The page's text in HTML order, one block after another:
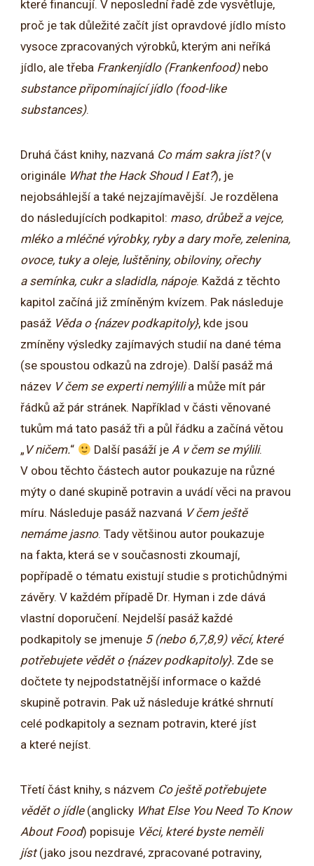
které financují. V neposlední řadě zde vysvětluje,
proč je tak důležité začít jíst opravdové jídlo místo
vysoce zpracovaných výrobků, kterým ani neříká
jídlo, ale třeba Frankenjídlo (Frankenfood)nebo
substance připomínající jídlo (food-like
substances).
Druhá část knihy, nazvaná Co mám sakra jíst?(v
originále What the Hack Shoud I Eat?), je
nejobsáhlejší a také nejzajímavější. Je rozdělena
do následujících podkapitol: maso, drůbež a vejce,
mléko a mléčné výrobky, ryby a dary moře, zelenina,
ovoce, tuky a oleje, luštěniny, obiloviny, ořechy
a semínka, cukr a sladidla, nápoje. Každá z těchto
kapitol začíná již zmíněným kvízem. Pak následuje
pasáž Věda o {název podkapitoly}, kde jsou
zmíněny výsledky zajímavých studií na dané téma
(se spoustou odkazů na zdroje). Další pasáž má
název V čem se experti nemýlilia může mít pár
řádků až pár stránek. Například v části věnované
tukům má tato pasáž tři a půl řádku a začíná větou
„ V ničem.“ Další pasáží je A v čem se mýlili.
V obou těchto částech autor poukazuje na různé
mýty o dané skupině potravin a uvádí věci na pravou
míru. Následuje pasáž nazvaná V čem ještě
nemáme jasno. Tady většinou autor poukazuje
na fakta, která se v současnosti zkoumají,
popřípadě o tématu existují studie s protichůdnými
závěry. V každém případě Dr. Hyman i zde dává
vlastní doporučení. Nejdelší pasáž každé
podkapitoly se jmenuje 5 (nebo 6,7,8,9) věcí, které
potřebujete vědět o {název podkapitoly}. Zde se
dočtete ty nejpodstatnější informace o každé
skupině potravin. Pak už následuje krátké shrnutí
celé podkapitoly a seznam potravin, které jíst
a které nejíst.
Třetí část knihy, s názvem Co ještě potřebujete
vědět o jídle(anglicky What Else You Need To Know
About Food) popisuje Věci, které byste neměli
jíst(jako jsou nezdravé, zpracované potraviny,